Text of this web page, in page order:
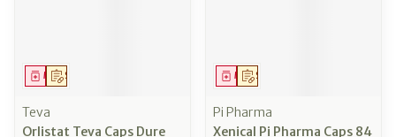
Sur prescription
Médicament
Teva
Orlistat Teva Caps Dure
Sur prescription
Médicament
Pi Pharma
Xenical Pi Pharma Caps 84